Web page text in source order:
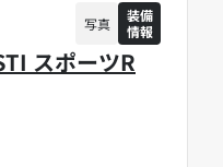
スポーツR
写真
装備
情報